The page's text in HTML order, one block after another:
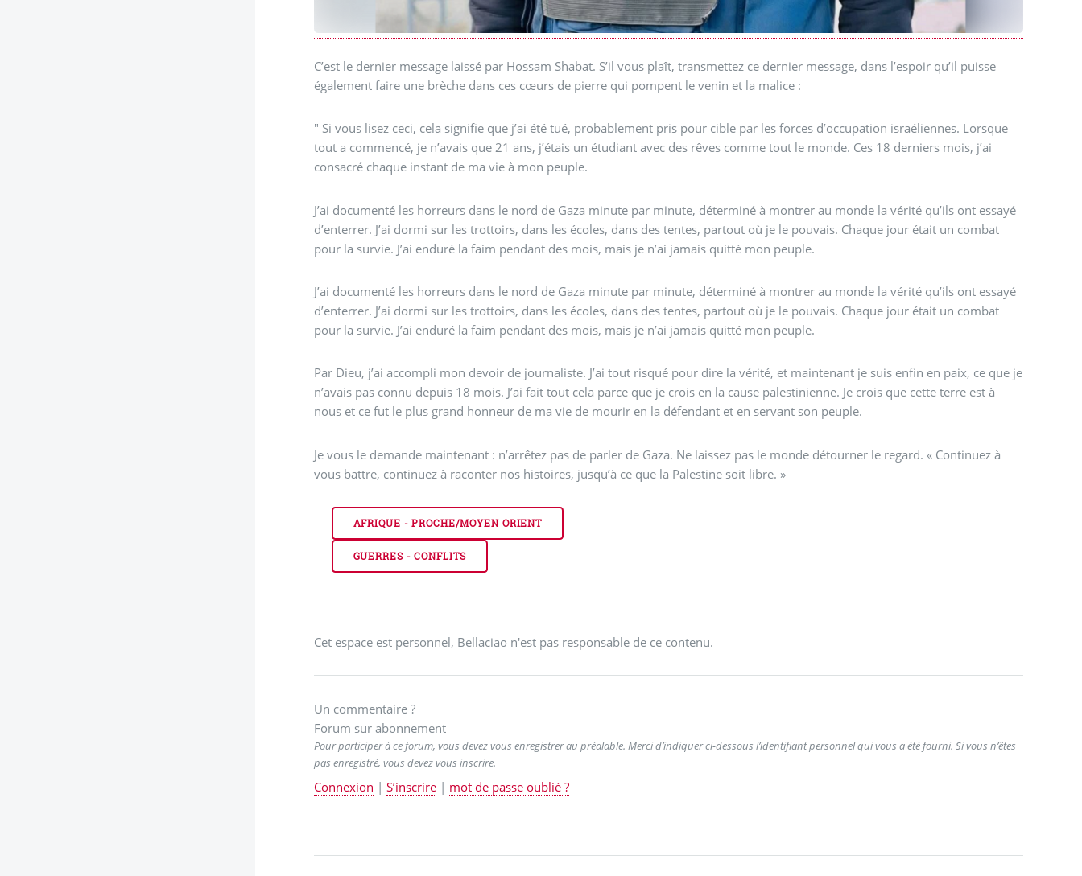
C’est le dernier message laissé par Hossam Shabat. S’il vous plaît, transmettez ce dernier message, dans l’espoir qu’il puisse
également faire une brèche dans ces cœurs de pierre qui pompent le venin et la malice :
" Si vous lisez ceci, cela signifie que j’ai été tué, probablement pris pour cible par les forces d’occupation israéliennes. Lorsque
tout a commencé, je n’avais que 21 ans, j’étais un étudiant avec des rêves comme tout le monde. Ces 18 derniers mois, j’ai
consacré chaque instant de ma vie à mon peuple.
J’ai documenté les horreurs dans le nord de Gaza minute par minute, déterminé à montrer au monde la vérité qu’ils ont essayé
d’enterrer. J’ai dormi sur les trottoirs, dans les écoles, dans des tentes, partout où je le pouvais. Chaque jour était un combat
pour la survie. J’ai enduré la faim pendant des mois, mais je n’ai jamais quitté mon peuple.
J’ai documenté les horreurs dans le nord de Gaza minute par minute, déterminé à montrer au monde la vérité qu’ils ont essayé
d’enterrer. J’ai dormi sur les trottoirs, dans les écoles, dans des tentes, partout où je le pouvais. Chaque jour était un combat
pour la survie. J’ai enduré la faim pendant des mois, mais je n’ai jamais quitté mon peuple.
Par Dieu, j’ai accompli mon devoir de journaliste. J’ai tout risqué pour dire la vérité, et maintenant je suis enfin en paix, ce que je
n’avais pas connu depuis 18 mois. J’ai fait tout cela parce que je crois en la cause palestinienne. Je crois que cette terre est à
nous et ce fut le plus grand honneur de ma vie de mourir en la défendant et en servant son peuple.
Je vous le demande maintenant : n’arrêtez pas de parler de Gaza. Ne laissez pas le monde détourner le regard. « Continuez à
vous battre, continuez à raconter nos histoires, jusqu’à ce que la Palestine soit libre. »
AFRIQUE - PROCHE/MOYEN ORIENT
GUERRES - CONFLITS
Cet espace est personnel, Bellaciao n'est pas responsable de ce contenu.
Un commentaire ?
Forum sur abonnement
Pour participer à ce forum, vous devez vous enregistrer au préalable. Merci d’indiquer ci-dessous l’identifiant personnel qui vous a été fourni. Si vous n’êtes
pas enregistré, vous devez vous inscrire.
Connexion |S’inscrire | mot de passe oublié ?